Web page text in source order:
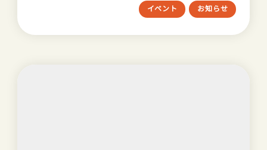
イベント お知らせ